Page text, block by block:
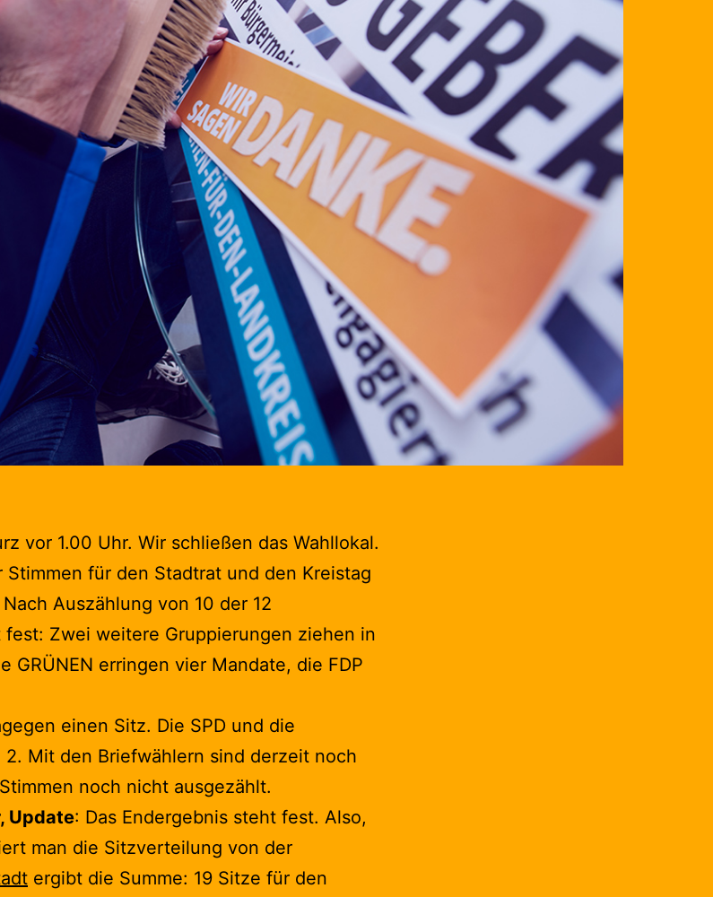
vor 1.00 Uhr. Wir schließen das Wahllokal.
Stimmen für den Stadtrat und den Kreistag
Auszählung von 10 der 12
Zwei weitere Gruppierungen ziehen in
GRÜNEN erringen vier Mandate, die FDP
einen Sitz. Die SPD und die
2. Mit den Briefwählern sind derzeit noch
noch nicht ausgezählt.
Update: Das Endergebnis steht fest. Also,
man die Sitzverteilung von der
ergibt die Summe: 19 Sitze für den